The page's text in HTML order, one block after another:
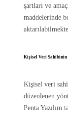
şartları ve
maddelerinde
Kişisel Veri Sahibinin
Kişisel veri
düzenlenen
Penta Yazılım